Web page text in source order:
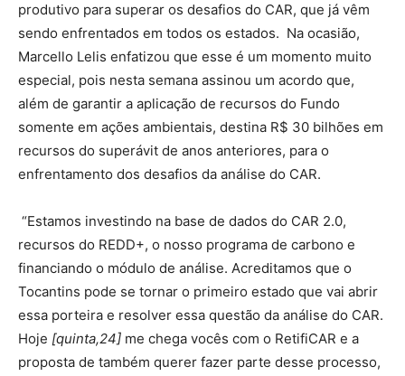
produtivo para superar os desafios do CAR, que já vêm
sendo enfrentados em todos os estados. Na ocasião,
Marcello Lelis enfatizou que esse é um momento muito
especial, pois nesta semana assinou um acordo que,
além de garantir a aplicação de recursos do Fundo
somente em ações ambientais, destina R$ 30 bilhões em
recursos do superávit de anos anteriores, para o
enfrentamento dos desafios da análise do CAR.
“Estamos investindo na base de dados do CAR 2.0,
recursos do REDD+, o nosso programa de carbono e
financiando o módulo de análise. Acreditamos que o
Tocantins pode se tornar o primeiro estado que vai abrir
essa porteira e resolver essa questão da análise do CAR.
Hoje [quinta,24] me chega vocês com o RetifiCAR e a
proposta de também querer fazer parte desse processo,